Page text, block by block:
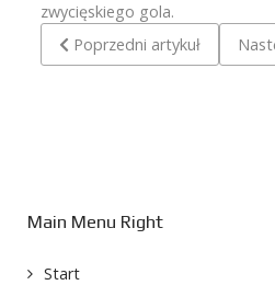
zwycięskiego gola.
Poprzedni artykuł: Pogoń
Poprzedni artykuł
Main Menu Right
Start